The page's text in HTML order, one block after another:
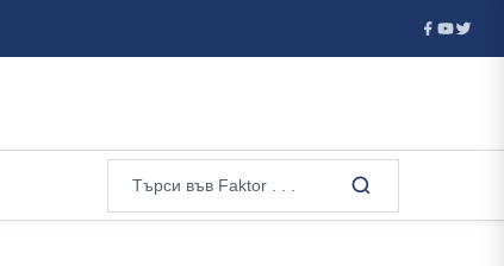
на ... В Украйна ще бъде издадена